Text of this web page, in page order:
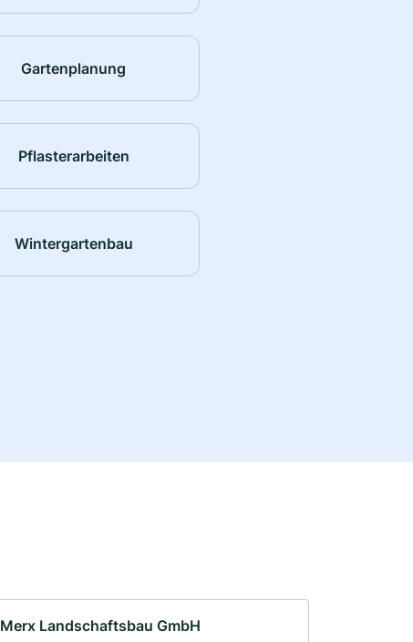
Gartenplanung
Pflasterarbeiten
Wintergartenbau
Merx Landschaftsbau GmbH